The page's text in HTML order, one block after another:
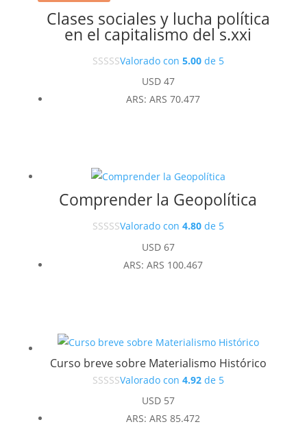
Clases sociales y lucha política
en el capitalismo del s.xxi
Valorado con 5.00de 5
USD47
ARS: ARS 70.477
Comprender la Geopolítica
Valorado con 4.80de 5
USD67
ARS: ARS 100.467
Curso breve sobre Materialismo Histórico
Valorado con 4.92de 5
USD57
ARS: ARS 85.472